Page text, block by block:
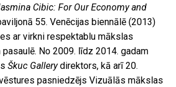
Cibic: For Our Economy and
55. Venēcijas biennālē (2013)
ar virkni respektablu mākslas
No 2009. līdz 2014. gadam
Škuc Gallerydirektors, kā arī 20.
pasniedzējs Vizuālās mākslas